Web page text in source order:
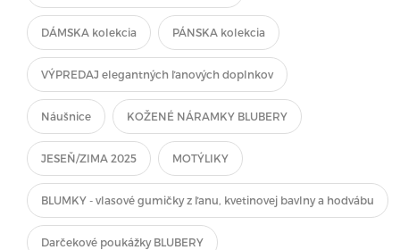
DÁMSKA kolekcia PÁNSKA kolekcia
VÝPREDAJ elegantných ľanových doplnkov
Náušnice KOŽENÉ NÁRAMKY BLUBERY
JESEŇ/ZIMA 2025 MOTÝLIKY
BLUMKY - vlasové gumičky z ľanu, kvetinovej bavlny a hodvábu
Darčekové poukážky BLUBERY